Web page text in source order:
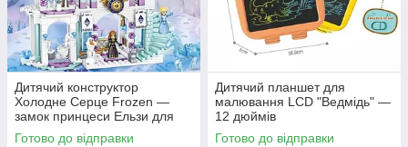
Дитячий конструктор
Холодне Серце Frozen —
замок принцеси Ельзи для
дівчаток
Готово до відправки
Дитячий планшет для
малювання LCD "Ведмідь" —
12 дюймів
Готово до відправки